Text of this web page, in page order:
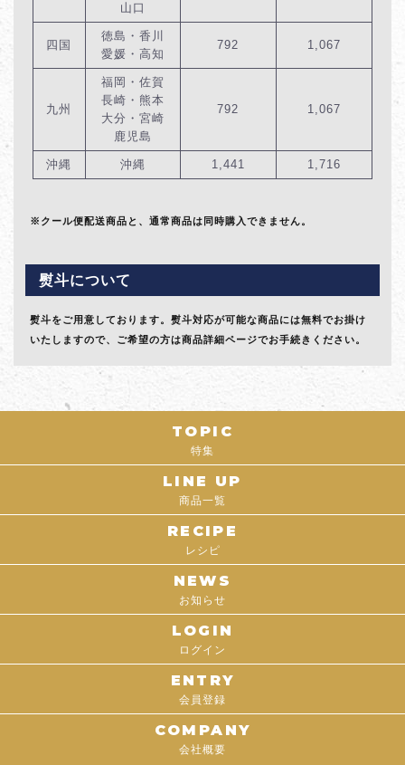
山口
四国
徳島・香川
愛媛・高知
792 1,067
九州
福岡・佐賀
長崎・熊本
大分・宮崎
鹿児島
792 1,067
沖縄 沖縄 1,441 1,716
※クール便配送商品と、通常商品は同時購入できません。
熨斗について
熨斗をご用意しております。熨斗対応が可能な商品には無料でお掛け
いたしますので、ご希望の方は商品詳細ページでお手続きください。
TOPIC
特集
LINE UP
商品一覧
RECIPE
レシピ
NEWS
お知らせ
LOGIN
ログイン
ENTRY
会員登録
COMPANY
会社概要